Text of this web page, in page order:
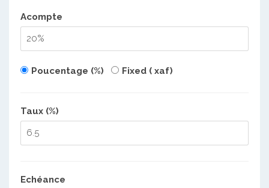
Acompte
Poucentage (%) Fixed ( xaf)
Taux (%)
Echéance